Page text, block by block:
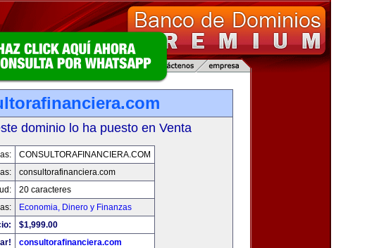
dominio lo ha puesto en Venta
CONSULTORAFINANCIERA.COM
consultorafinanciera.com
20 caracteres
Economia, Dinero y Finanzas
$1,999.00
consultorafinanciera.com